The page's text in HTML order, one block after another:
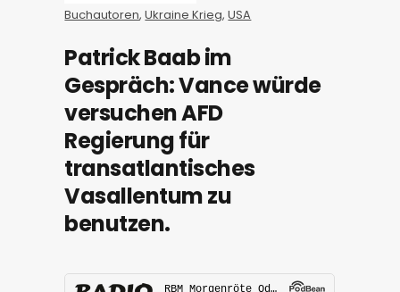
Buchautoren,Ukraine Krieg,USA
Patrick Baab im
Gespräch: Vance würde
versuchen AFD
Regierung für
transatlantisches
Vasallentum zu
benutzen.